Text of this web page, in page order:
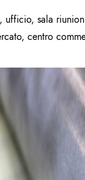
ufficio, sala
centro